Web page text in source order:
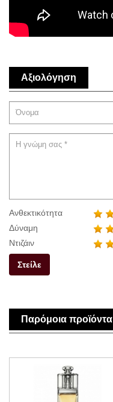
Αξιολόγηση
Ανθεκτικότητα
Δύναμη
Ντιζάιν
Στείλε
Παρόμοια προϊόντα